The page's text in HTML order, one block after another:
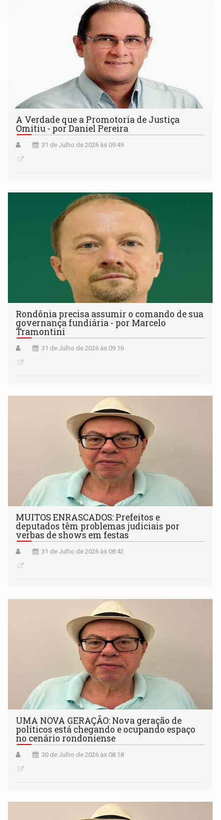
A Verdade que a Promotoria de Justiça
Omitiu - por Daniel Pereira
31 de Julho de 2026 às 09:49
Rondônia precisa assumir o comando de sua
governança fundiária - por Marcelo
Tramontini
31 de Julho de 2026 às 09:16
MUITOS ENRASCADOS: Prefeitos e
deputados têm problemas judiciais por
verbas de shows em festas
31 de Julho de 2026 às 08:42
UMA NOVA GERAÇÃO: Nova geração de
políticos está chegando e ocupando espaço
no cenário rondoniense
30 de Julho de 2026 às 08:18